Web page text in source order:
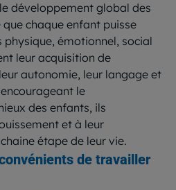
développement global des
chaque enfant puisse
physique, émotionnel, social
leur acquisition de
autonomie, leur langage et
le
des enfants, ils
et à leur
étape de leur vie.
de travailler